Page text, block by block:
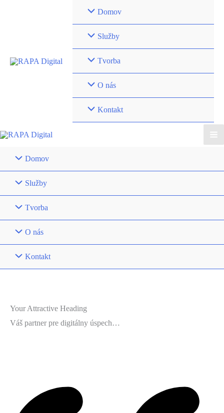
Domov
Služby
Tvorba
O nás
Kontakt
Domov
Služby
Tvorba
O nás
Kontakt
Your Attractive Heading
Váš partner pre digitálny úspech…